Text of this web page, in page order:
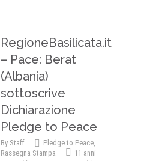
RegioneBasilicata.it
– Pace: Berat
(Albania)
sottoscrive
Dichiarazione
Pledge to Peace
By Staff Pledge to Peace,
Rassegna Stampa
11 anni